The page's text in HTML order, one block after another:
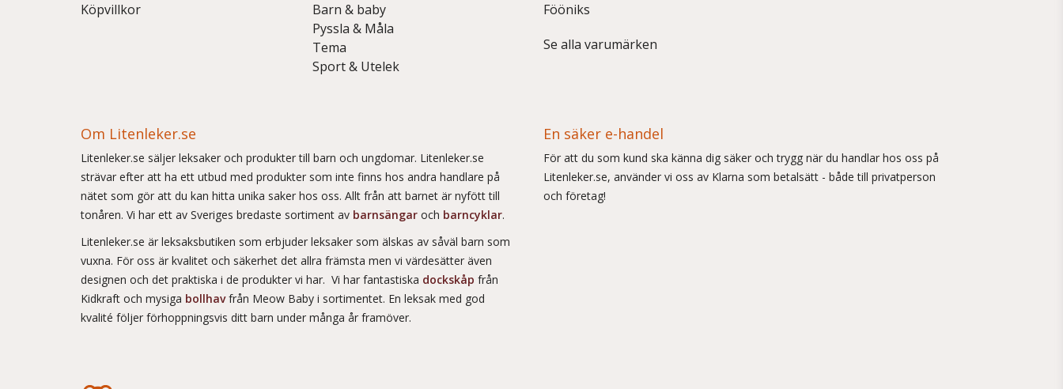
Köpvillkor
Barn & baby
Pyssla & Måla
Tema
Sport & Utelek
Fööniks
Se alla varumärken
Om Litenleker.se
Litenleker.se säljer leksaker och produkter till barn och ungdomar. Litenleker.se
strävar efter att ha ett utbud med produkter som inte finns hos andra handlare på
nätet som gör att du kan hitta unika saker hos oss. Allt från att barnet är nyfött till
tonåren. Vi har ett av Sveriges bredaste sortiment av barnsängar och barncyklar.
Litenleker.se är leksaksbutiken som erbjuder leksaker som älskas av såväl barn som
vuxna. För oss är kvalitet och säkerhet det allra främsta men vi värdesätter även
designen och det praktiska i de produkter vi har. Vi har fantastiska dockskåp från
Kidkraft och mysiga bollhavfrån Meow Baby i sortimentet. En leksak med god
kvalité följer förhoppningsvis ditt barn under många år framöver.
En säker e-handel
För att du som kund ska känna dig säker och trygg när du handlar hos oss på
Litenleker.se, använder vi oss av Klarna som betalsätt - både till privatperson
och företag!